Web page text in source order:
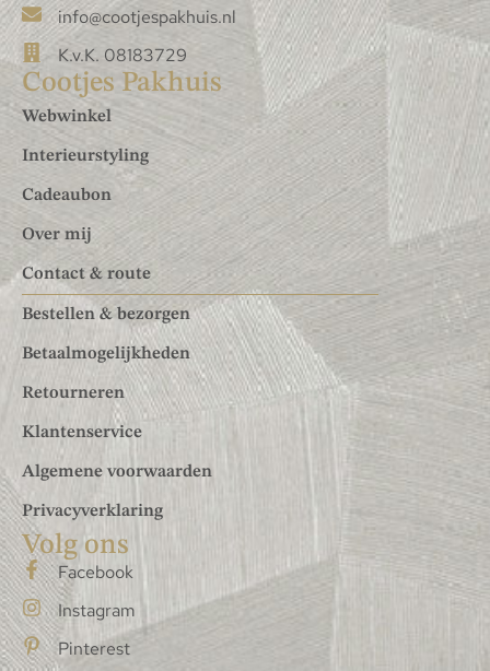
info@cootjespakhuis.nl
K.v.K. 08183729
Cootjes Pakhuis
Webwinkel
Interieurstyling
Cadeaubon
Over mij
Contact & route
Bestellen & bezorgen
Betaalmogelijkheden
Retourneren
Klantenservice
Algemene voorwaarden
Privacyverklaring
Volg ons
Facebook
Instagram
Pinterest